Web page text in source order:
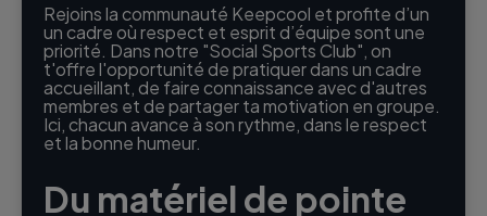
Rejoins la communauté Keepcool et profite d’un
un cadre où respect et esprit d’équipe sont une
priorité. Dans notre "Social Sports Club", on
t'offre l'opportunité de pratiquer dans un cadre
accueillant, de faire connaissance avec d'autres
membres et de partager ta motivation en groupe.
Ici, chacun avance à son rythme, dans le respect
et la bonne humeur.
Du matériel de pointe